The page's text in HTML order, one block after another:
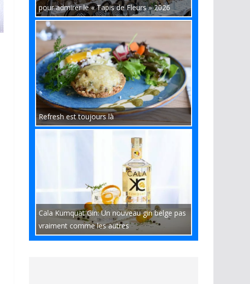
pour admirer le « Tapis de Fleurs » 2026
Refresh est toujours là
Cala Kumquat Gin: Un nouveau gin belge pas
vraiment comme les autres